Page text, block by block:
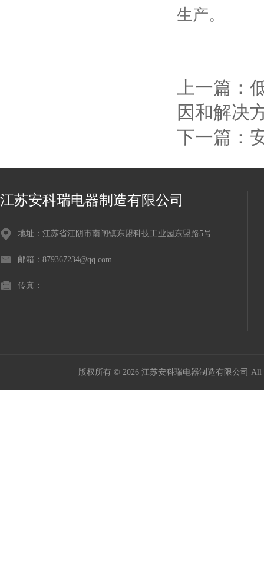
生产。
上一篇：
因和解决
下一篇：
江苏安科瑞电器制造有限公司
地址：江苏省江阴市南闸镇东盟科技工业园东盟路5号
邮箱：879367234@qq.com
传真：
版权所有 © 2026 江苏安科瑞电器制造有限公司